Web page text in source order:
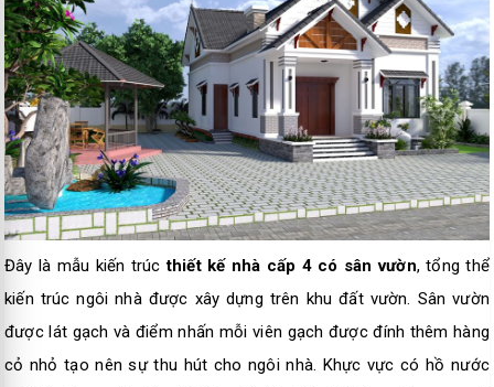
Đây là mẫu kiến trúcthiết kế nhà cấp 4 có sân vườn, tổng thể
kiến trúc ngôi nhà được xây dựng trên khu đất vườn. Sân vườn
được lát gạch và điểm nhấn mỗi viên gạch được đính thêm hàng
cỏ nhỏ tạo nên sự thu hút cho ngôi nhà. Khực vực có hồ nước